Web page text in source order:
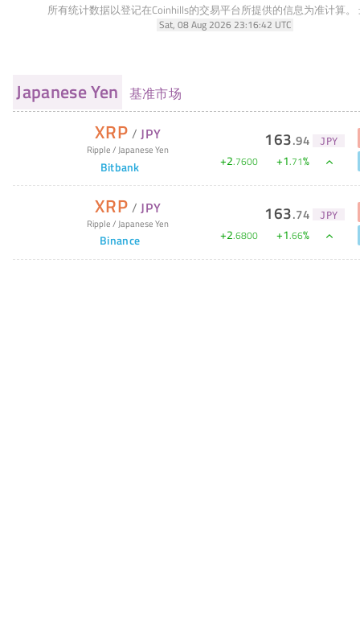
所有统计数据以登记在Coinhills的交易平台所提供的信息为准计算。
Sat, 08 Aug 2026 23:16:42 UTC
Japanese Yen 基准市场
XRP /JPY
Ripple/ Japanese Yen
Bitbank
163.94 JPY
+2.7600 +1.71%
XRP /JPY
Ripple/ Japanese Yen
Binance
163.74 JPY
+2.6800 +1.66%